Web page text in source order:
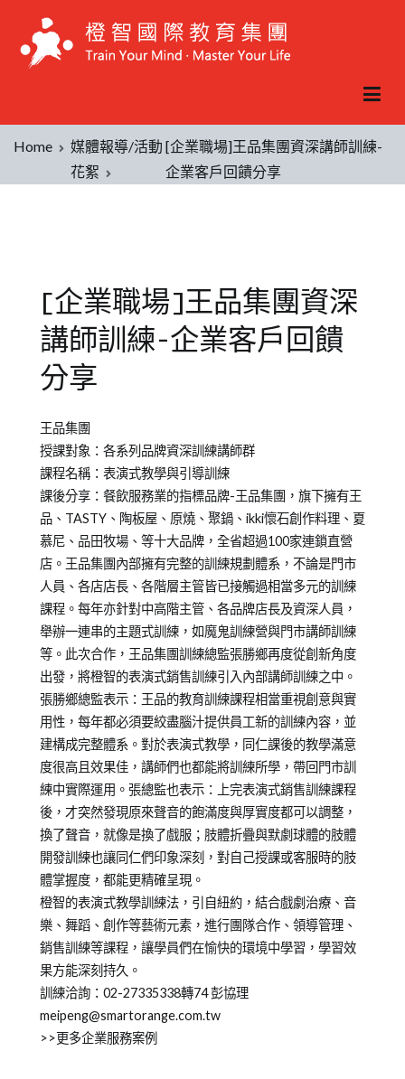
Home
媒體報導/活動
花絮
[企業職場]王品集團資深講師訓練-
企業客戶回饋分享
[企業職場]王品集團資深
講師訓練-企業客戶回饋
分享
Posted
on
2012-
05-
02
Posted
in
媒
體
報
導/
活
動
花
絮
Tagged
學
習
分
享
王品集團
授課對象：各系列品牌資深訓練講師群
課程名稱：表演式教學與引導訓練
課後分享：餐飲服務業的指標品牌-王品集團，旗下擁有王
品、TASTY、陶板屋、原燒、聚鍋、ikki懷石創作料理、夏
慕尼、品田牧場、等十大品牌，全省超過100家連鎖直營
店。王品集團內部擁有完整的訓練規劃體系，不論是門市
人員、各店店長、各階層主管皆已接觸過相當多元的訓練
課程。每年亦針對中高階主管、各品牌店長及資深人員，
舉辦一連串的主題式訓練，如魔鬼訓練營與門市講師訓練
等。此次合作，王品集團訓練總監張勝鄉再度從創新角度
出發，將橙智的表演式銷售訓練引入內部講師訓練之中。
張勝鄉總監表示：王品的教育訓練課程相當重視創意與實
用性，每年都必須要絞盡腦汁提供員工新的訓練內容，並
建構成完整體系。對於表演式教學，同仁課後的教學滿意
度很高且效果佳，講師們也都能將訓練所學，帶回門市訓
練中實際運用。張總監也表示：上完表演式銷售訓練課程
後，才突然發現原來聲音的飽滿度與厚實度都可以調整，
換了聲音，就像是換了戲服；肢體折疊與默劇球體的肢體
開發訓練也讓同仁們印象深刻，對自己授課或客服時的肢
體掌握度，都能更精確呈現。
橙智的表演式教學訓練法，引自紐約，結合戲劇治療、音
樂、舞蹈、創作等藝術元素，進行團隊合作、領導管理、
銷售訓練等課程，讓學員們在愉快的環境中學習，學習效
果方能深刻持久。
訓練洽詢：02-27335338轉74 彭協理
meipeng@smartorange.com.tw
>>更多企業服務案例